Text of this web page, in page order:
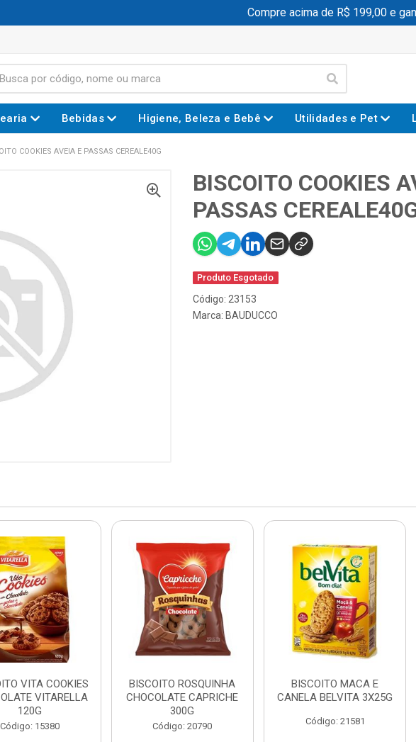
Compre acima de R$ 199,00 e
Bebidas Higiene, Beleza e Bebê Utilidades e Pet
COOKIES AVEIA E PASSAS CEREALE40G
BISCOITO COOKIES
PASSAS
Produto Esgotado
Código: 23153
Marca: BAUDUCCO
VITA COOKIES
VITARELLA
120G
Código: 15380
BISCOITO ROSQUINHA
CHOCOLATE CAPRICHE
300G
Código: 20790
BISCOITO MACA E
CANELA BELVITA 3X25G
Código: 21581